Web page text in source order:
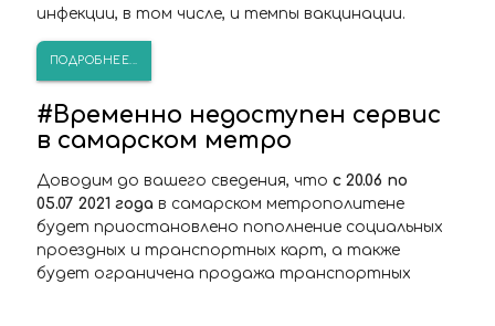
инфекции, в том числе, и темпы вакцинации.
ПОДРОБНЕЕ...
#Временно недоступен сервис
в самарском метро
Доводим до вашего сведения, что с 20.06 по
05.07 2021 года в самарском метрополитене
будет приостановлено пополнение социальных
проездных и транспортных карт, а также
будет ограничена продажа транспортных